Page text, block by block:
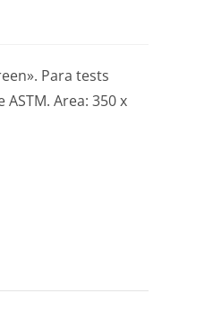
Para tests
Area: 350 x